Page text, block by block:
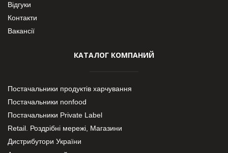
Відгуки
Контакти
Вакансії
КАТАЛОГ КОМПАНИЙ
Постачальники продуктів харчування
Постачальники nonfood
Постачальники Private Label
Retail. Роздрібні мережі, Магазини
Дистрибутори України